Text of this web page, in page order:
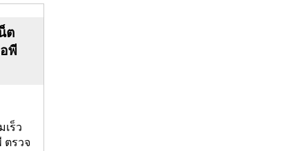
ต
อพี
เร็ว
ตรวจ